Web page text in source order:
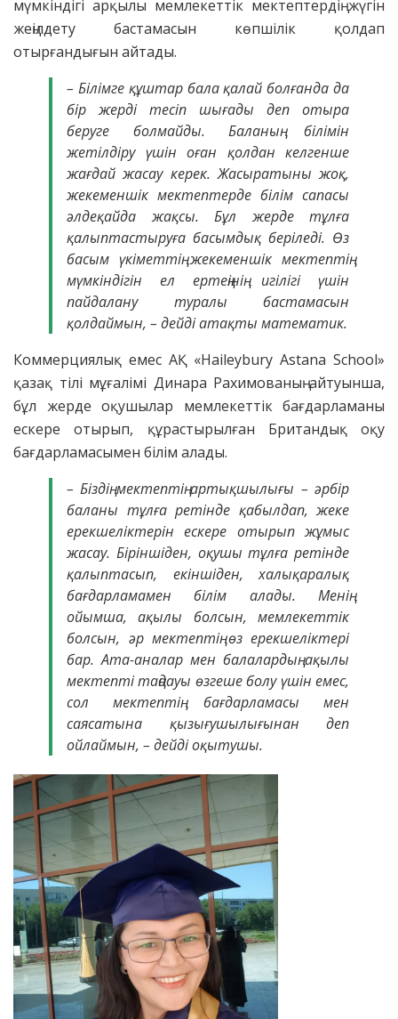
мүмкіндігі арқылы мемлекеттік мектептердің жүгін
жеңілдету бастамасын көпшілік қолдап
отырғандығын айтады.
– Білімге құштар бала қалай болғанда да
бір жерді тесіп шығады деп отыра
беруге болмайды. Баланың білімін
жетілдіру үшін оған қолдан келгенше
жағдай жасау керек. Жасыратыны жоқ,
жекеменшік мектептерде білім сапасы
әлдеқайда жақсы. Бұл жерде тұлға
қалыптастыруға басымдық беріледі. Өз
басым үкіметтің жекеменшік мектептің
мүмкіндігін ел ертеңінің игілігі үшін
пайдалану туралы бастамасын
қолдаймын, – дейді атақты математик.
Коммерциялық емес АҚ «Haileybury Astana School»
қазақ тілі мұғалімі Динара Рахимованың айтуынша,
бұл жерде оқушылар мемлекеттік бағдарламаны
ескере отырып, құрастырылған Британдық оқу
бағдарламасымен білім алады.
– Біздің мектептің артықшылығы – әрбір
баланы тұлға ретінде қабылдап, жеке
ерекшеліктерін ескере отырып жұмыс
жасау. Біріншіден, оқушы тұлға ретінде
қалыптасып, екіншіден, халықаралық
бағдарламамен білім алады. Менің
ойымша, ақылы болсын, мемлекеттік
болсын, әр мектептің өз ерекшеліктері
бар. Ата-аналар мен балалардың ақылы
мектепті таңдауы өзгеше болу үшін емес,
сол мектептің бағдарламасы мен
саясатына қызығушылығынан деп
ойлаймын, – дейді оқытушы.